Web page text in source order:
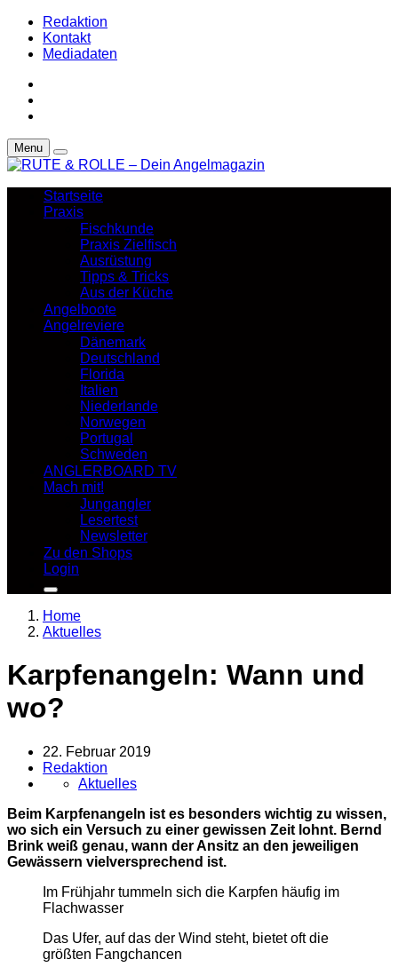
Redaktion
Kontakt
Mediadaten
Menu
Startseite
Praxis
Fischkunde
Praxis Zielfisch
Ausrüstung
Tipps & Tricks
Aus der Küche
Angelboote
Angelreviere
Dänemark
Deutschland
Florida
Italien
Niederlande
Norwegen
Portugal
Schweden
ANGLERBOARD TV
Mach mit!
Jungangler
Lesertest
Newsletter
Zu den Shops
Login
Home
Aktuelles
Karpfenangeln: Wann und
wo?
22. Februar 2019
Redaktion
Aktuelles
Beim Karpfenangeln ist es besonders wichtig zu wissen,
wo sich ein Versuch zu einer gewissen Zeit lohnt. Bernd
Brink weiß genau, wann der Ansitz an den jeweiligen
Gewässern vielversprechend ist.
Im Frühjahr tummeln sich die Karpfen häufig im
Flachwasser
Das Ufer, auf das der Wind steht, bietet oft die
größten Fangchancen